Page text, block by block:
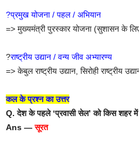
?प्रमुख योजना / पहल / अभियान
=> मुख्यमंत्री पुरस्कार योजना (सुशासन के
?राष्ट्रीय उद्यान / वन्य जीव अभ्यारण्य
=> केबुल राष्ट्रीय उद्यान, सिरोही राष्ट्रीय
कल के प्रश्न का उत्तर
Q. देश के पहले ‘प्रवासी सेल’ को किस शहर में
Ans —सूरत